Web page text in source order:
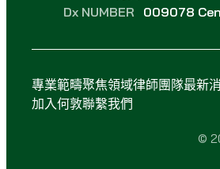
Dx NUMBER 009078
專業範疇聚焦領域律師團隊最新
加入何敦聯繫我們
©